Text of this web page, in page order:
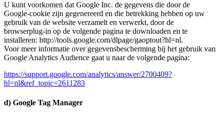
U kunt voorkomen dat Google Inc. de gegevens die door de
Google-cookie zijn gegenereerd en die betrekking hebben op uw
gebruik van de website verzamelt en verwerkt, door de
browserplug-in op de volgende pagina te downloaden en te
installeren: http://tools.google.com/dlpage/gaoptout?hl=nl.
Voor meer informatie over gegevensbescherming bij het gebruik van
Google Analytics Audience gaat u naar de volgende pagina:
https://support.google.com/analytics/answer/2700409?
hl=nl&ref_topic=2611283
d) Google Tag Manager